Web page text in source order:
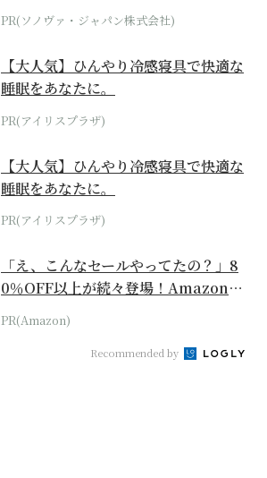
PR(ソノヴァ・ジャパン株式会社)
【大人気】ひんやり冷感寝具で快適な
睡眠をあなたに。
PR(アイリスプラザ)
【大人気】ひんやり冷感寝具で快適な
睡眠をあなたに。
PR(アイリスプラザ)
「え、こんなセールやってたの？」8
0％OFF以上が続々登場！Amazonの
本気が...
PR(Amazon)
Recommended by